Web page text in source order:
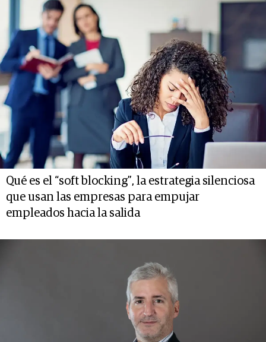
Qué es el “soft blocking”, la estrategia silenciosa
que usan las empresas para empujar
empleados hacia la salida